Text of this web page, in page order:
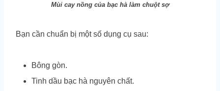
Mùi cay nồng của bạc hà làm chuột sợ
Bạn cần chuẩn bị một số dụng cụ sau:
Bông gòn.
Tinh dầu bạc hà nguyên chất.